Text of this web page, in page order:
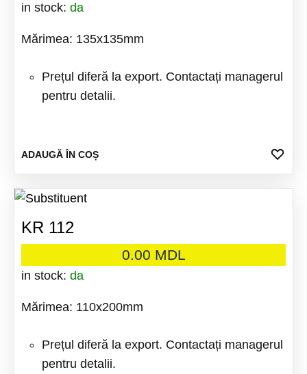
in stock: da
Mărimea: 135x135mm
Prețul diferă la export. Contactați managerul
pentru detalii.
ADAUGĂ ÎN COȘ
KR 112
0.00 MDL
in stock: da
Mărimea: 110x200mm
Prețul diferă la export. Contactați managerul
pentru detalii.